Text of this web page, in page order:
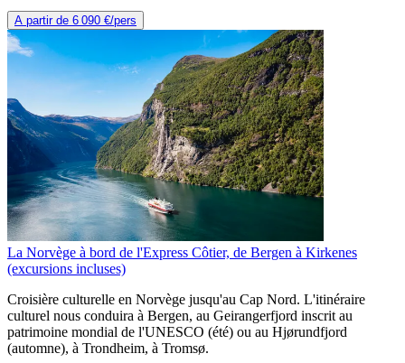
A partir de 6 090 €/pers
La Norvège à bord de l'Express Côtier, de Bergen à Kirkenes
(excursions incluses)
Croisière culturelle en Norvège jusqu'au Cap Nord. L'itinéraire
culturel nous conduira à Bergen, au Geirangerfjord inscrit au
patrimoine mondial de l'UNESCO (été) ou au Hjørundfjord
(automne), à Trondheim, à Tromsø.